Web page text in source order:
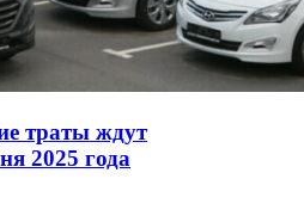
траты ждут
2025 года